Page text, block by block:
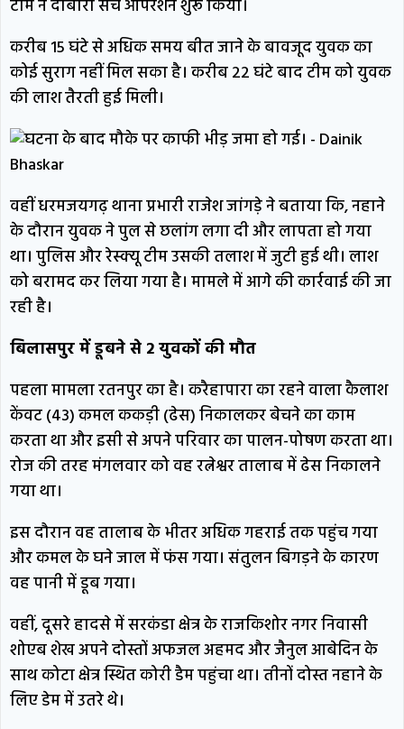
टीम ने दोबारा सर्च ऑपरेशन शुरू किया।
करीब 15 घंटे से अधिक समय बीत जाने के बावजूद युवक का
कोई सुराग नहीं मिल सका है। करीब 22 घंटे बाद टीम को युवक
की लाश तैरती हुई मिली।
वहीं धरमजयगढ़ थाना प्रभारी राजेश जांगड़े ने बताया कि, नहाने
के दौरान युवक ने पुल से छलांग लगा दी और लापता हो गया
था। पुलिस और रेस्क्यू टीम उसकी तलाश में जुटी हुई थी। लाश
को बरामद कर लिया गया है। मामले में आगे की कार्रवाई की जा
रही है।
बिलासपुर में डूबने से 2 युवकों की मौत
पहला मामला रतनपुर का है। करैहापारा का रहने वाला कैलाश
केंवट (43) कमल ककड़ी (ढेस) निकालकर बेचने का काम
करता था और इसी से अपने परिवार का पालन-पोषण करता था।
रोज की तरह मंगलवार को वह रत्नेश्वर तालाब में ढेस निकालने
गया था।
इस दौरान वह तालाब के भीतर अधिक गहराई तक पहुंच गया
और कमल के घने जाल में फंस गया। संतुलन बिगड़ने के कारण
वह पानी में डूब गया।
वहीं, दूसरे हादसे में सरकंडा क्षेत्र के राजकिशोर नगर निवासी
शोएब शेख अपने दोस्तों अफजल अहमद और जैनुल आबेदिन के
साथ कोटा क्षेत्र स्थित कोरी डैम पहुंचा था। तीनों दोस्त नहाने के
लिए डेम में उतरे थे।